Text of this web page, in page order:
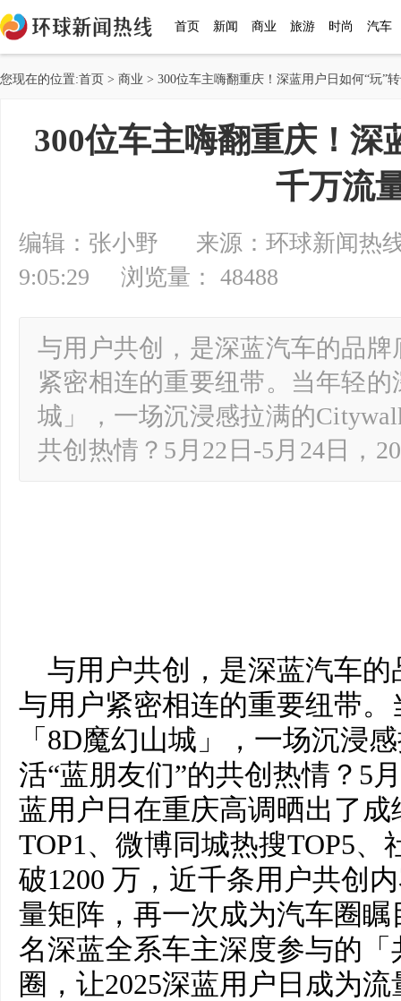
首页 新闻 商业 旅游 时尚 汽车
您现在的位置:首页 > 商业 > 300位车主嗨翻重庆！深蓝用户日如何“玩”
300位车主嗨翻重庆！深
千万流
编辑：张小野 来源：环球新闻热
9:05:29 浏览量： 48488
与用户共创，是深蓝汽车的品
紧密相连的重要纽带。当年轻
城」，一场沉浸感拉满的
共创热情？5月22日-5月24日，
与用户共创，是深蓝汽车
与用户紧密相连的重要纽带
「8D魔幻山城」，一场沉浸
活“蓝朋友们”的共创热情？5
蓝用户日在重庆高调晒出了
TOP1、微博同城热搜TOP5
破1200 万，近千条用户共创
量矩阵，再一次成为汽车圈
名深蓝全系车主深度参与的「
圈，让2025深蓝用户日成为